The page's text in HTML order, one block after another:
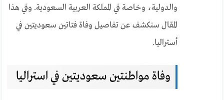
والدولية، وخاصة في المملكة العربية السعودية. وفي هذا
المقال سنكشف عن تفاصيل وفاة فتاتين سعوديتين في
أستراليا.
وفاة مواطنتين سعوديتين في استراليا